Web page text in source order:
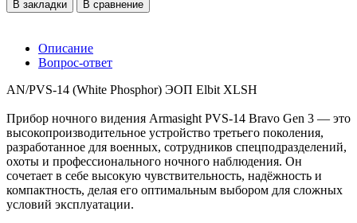
В закладки
В сравнение
Описание
Вопрос-ответ
AN/PVS-14 (White Phosphor) ЭОП Elbit XLSH
Прибор ночного видения Armasight PVS-14 Bravo Gen 3 — это
высокопроизводительное устройство третьего поколения,
разработанное для военных, сотрудников спецподразделений,
охоты и профессионального ночного наблюдения. Он
сочетает в себе высокую чувствительность, надёжность и
компактность, делая его оптимальным выбором для сложных
условий эксплуатации.